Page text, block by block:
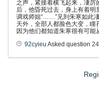
之声，紧接着横飞起来，凄
后，他昏死过去，身上有着
调戏师姐“……”见到朱寒如此
天外，全部人都脸色大变，瞳
因为他们都知道朱寒很有可能
92cyieu Asked question